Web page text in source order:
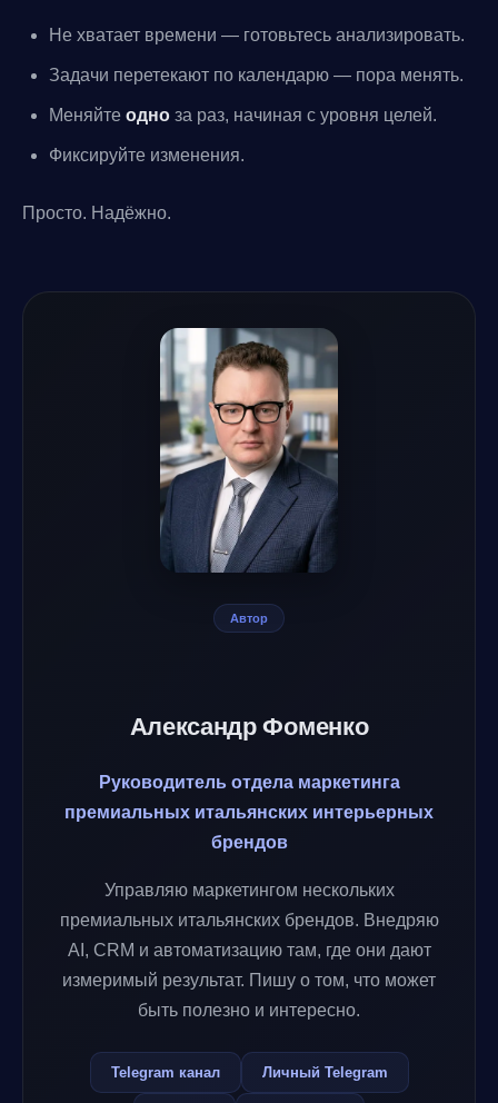
Не хватает времени — готовьтесь анализировать.
Задачи перетекают по календарю — пора менять.
Меняйте одно за раз, начиная с уровня целей.
Фиксируйте изменения.
Просто. Надёжно.
Автор
Александр Фоменко
Руководитель отдела маркетинга
премиальных итальянских интерьерных
брендов
Управляю маркетингом нескольких
премиальных итальянских брендов. Внедряю
AI, CRM и автоматизацию там, где они дают
измеримый результат. Пишу о том, что может
быть полезно и интересно.
Telegram канал Личный Telegram